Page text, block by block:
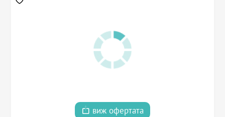
виж офертата